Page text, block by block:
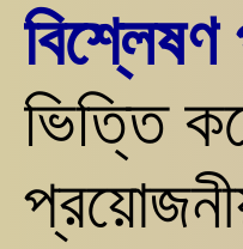
ভিত্তি